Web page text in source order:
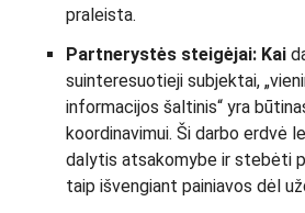
praleista.
Partnerystės steigėjai: Kai
suinteresuotieji subjektai,
informacijos šaltinis“ yra
koordinavimui. Ši darbo erdvė
dalytis atsakomybe ir stebėti
taip išvengiant painiavos dėl